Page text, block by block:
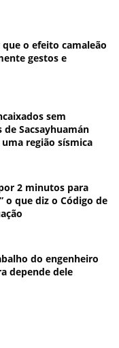
o efeito camaleão
gestos e
sem
de Sacsayhuamán
região sísmica
2 minutos para
o que diz o Código de
do engenheiro
depende dele